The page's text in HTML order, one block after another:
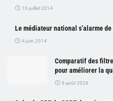
16 juillet 2014
Le médiateur national s’alarme
4 juin 2014
Comparatif des
pour améliorer la
8 août 2026